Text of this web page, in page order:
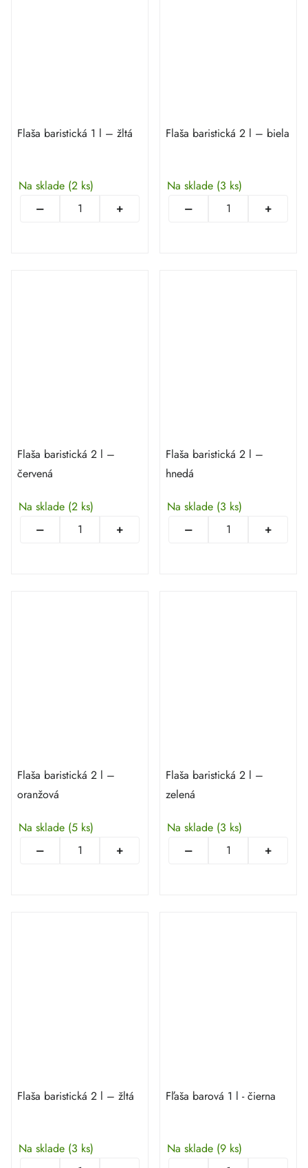
Flaša baristická 1 l – žltá
Na sklade (2 ks)
Flaša baristická 2 l – biela
Na sklade (3 ks)
Flaša baristická 2 l –
červená
Na sklade (2 ks)
Flaša baristická 2 l –
hnedá
Na sklade (3 ks)
Flaša baristická 2 l –
oranžová
Na sklade (5 ks)
Flaša baristická 2 l –
zelená
Na sklade (3 ks)
Flaša baristická 2 l – žltá
Na sklade (3 ks)
Fľaša barová 1 l - čierna
Na sklade (9 ks)